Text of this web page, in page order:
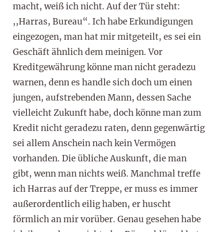
macht, weiß ich nicht. Auf der Tür steht:
,,Harras, Bureau“. Ich habe Erkundigungen
eingezogen, man hat mir mitgeteilt, es sei ein
Geschäft ähnlich dem meinigen. Vor
Kreditgewährung könne man nicht geradezu
warnen, denn es handle sich doch um einen
jungen, aufstrebenden Mann, dessen Sache
vielleicht Zukunft habe, doch könne man zum
Kredit nicht geradezu raten, denn gegenwärtig
sei allem Anschein nach kein Vermögen
vorhanden. Die übliche Auskunft, die man
gibt, wenn man nichts weiß. Manchmal treffe
ich Harras auf der Treppe, er muss es immer
außerordentlich eilig haben, er huscht
förmlich an mir vorüber. Genau gesehen habe